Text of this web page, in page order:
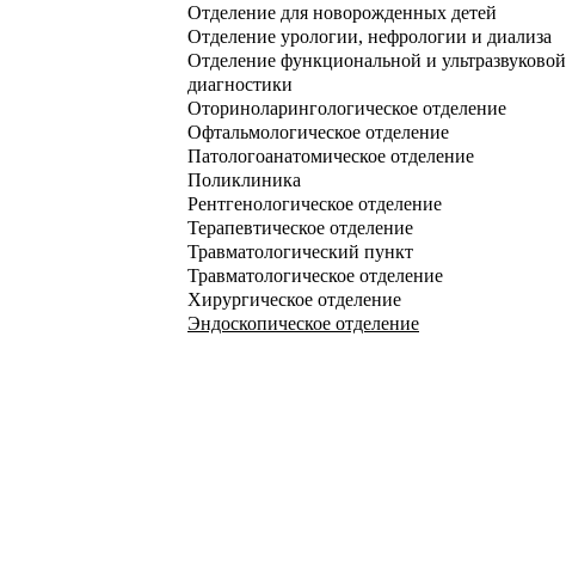
Отделение для новорожденных детей
Отделение урологии, нефрологии и диализа
Отделение функциональной и ультразвуковой
диагностики
Оториноларингологическое отделение
Офтальмологическое отделение
Патологоанатомическое отделение
Поликлиника
Рентгенологическое отделение
Терапевтическое отделение
Травматологический пункт
Травматологическое отделение
Хирургическое отделение
Эндоскопическое отделение